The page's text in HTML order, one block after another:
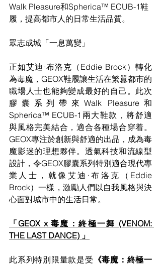
Walk Pleasure和Spherica™ ECUB-1鞋
履，提高都市人的日常生活品質。
眾志成城「一息萬變」
正如艾迪·布洛克（Eddie Brock）轉化
為毒魔，GEOX鞋履讓生活在繁囂都市的
職場人士也能夠變成最好的自己。此次
膠囊系列帶來Walk Pleasure和
Spherica™ ECUB-1兩大鞋款，將舒適
與風格完美結合，適合各種場合穿着。
GEOX專注於創新與舒適的出品，成為毒
魔影迷的理想夥伴。透氣科技和流線型
設計，令GEOX膠囊系列特別適合現代專
業人士，就像艾迪·布洛克（Eddie
Brock）一樣，激勵人們以自我風格與決
心面對城市中的生活日常。
「GEOX x 毒魔：終極一舞 (VENOM:
THE LAST DANCE) 」
此系列特別限量款是受 《毒魔：終極一